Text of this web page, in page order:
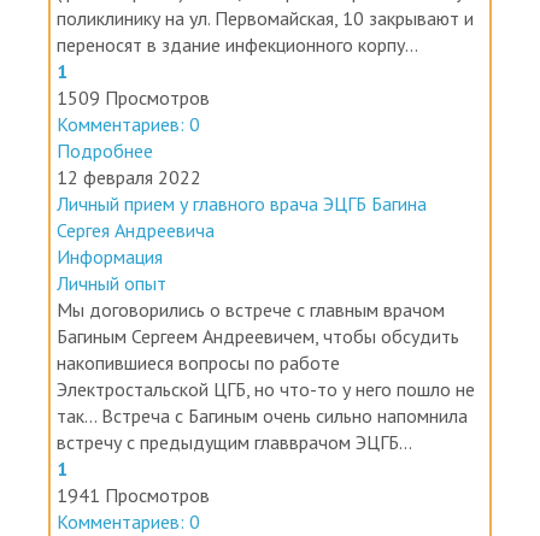
переносят в здание инфекционного корпу...
1
1509 Просмотров
Комментариев: 0
Подробнее
12 февраля 2022
Личный прием у главного врача ЭЦГБ Багина
Сергея Андреевича
Информация
Личный опыт
Мы договорились о встрече с главным врачом
Багиным Сергеем Андреевичем, чтобы обсудить
накопившиеся вопросы по работе
Электростальской ЦГБ, но что-то у него пошло не
так... Встреча с Багиным очень сильно напомнила
встречу с предыдущим главврачом ЭЦГБ...
1
1941 Просмотров
Комментариев: 0
Подробнее